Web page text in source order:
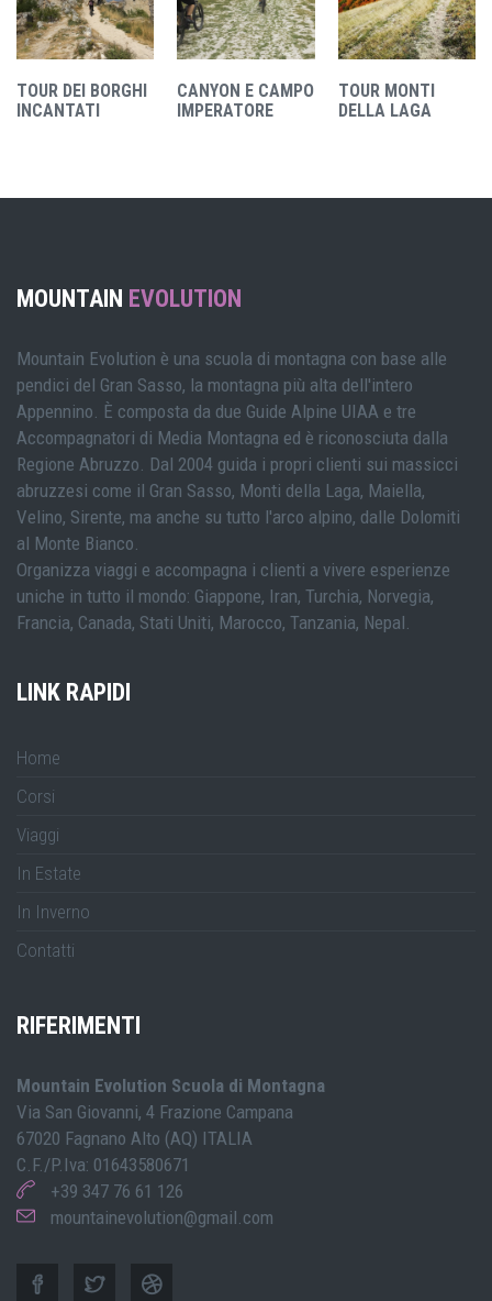
TOUR DEI BORGHI
INCANTATI
CANYON E CAMPO
IMPERATORE
TOUR MONTI
DELLA LAGA
MOUNTAIN EVOLUTION
Mountain Evolution è una scuola di montagna con base alle
pendici del Gran Sasso, la montagna più alta dell'intero
Appennino. È composta da due Guide Alpine UIAA e tre
Accompagnatori di Media Montagna ed è riconosciuta dalla
Regione Abruzzo. Dal 2004 guida i propri clienti sui massicci
abruzzesi come il Gran Sasso, Monti della Laga, Maiella,
Velino, Sirente, ma anche su tutto l'arco alpino, dalle Dolomiti
al Monte Bianco.
Organizza viaggi e accompagna i clienti a vivere esperienze
uniche in tutto il mondo: Giappone, Iran, Turchia, Norvegia,
Francia, Canada, Stati Uniti, Marocco, Tanzania, Nepal.
LINK RAPIDI
Home
Corsi
Viaggi
In Estate
In Inverno
Contatti
RIFERIMENTI
Mountain Evolution Scuola di Montagna
Via San Giovanni, 4 Frazione Campana
67020 Fagnano Alto (AQ) ITALIA
C.F./P.Iva: 01643580671
+39 347 76 61 126
mountainevolution@gmail.com